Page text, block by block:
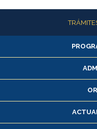
Más información
Inscripción